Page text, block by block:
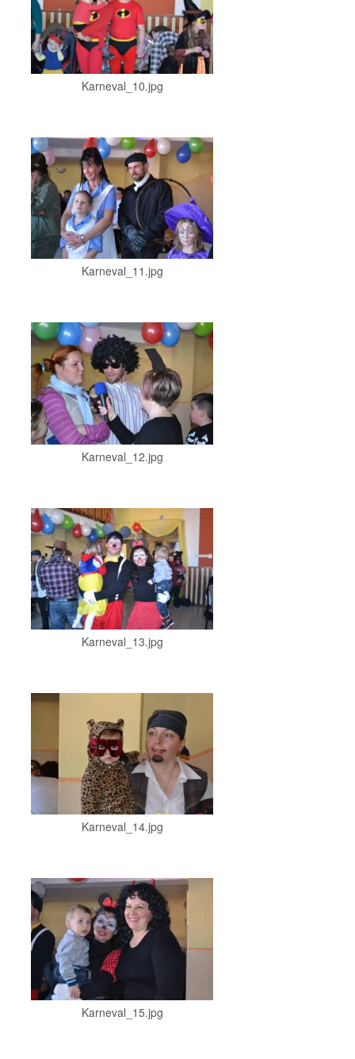
Karneval_10.jpg
Karneval_11.jpg
Karneval_12.jpg
Karneval_13.jpg
Karneval_14.jpg
Karneval_15.jpg